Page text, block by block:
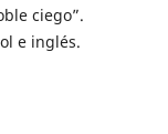
ciego”.
e inglés.